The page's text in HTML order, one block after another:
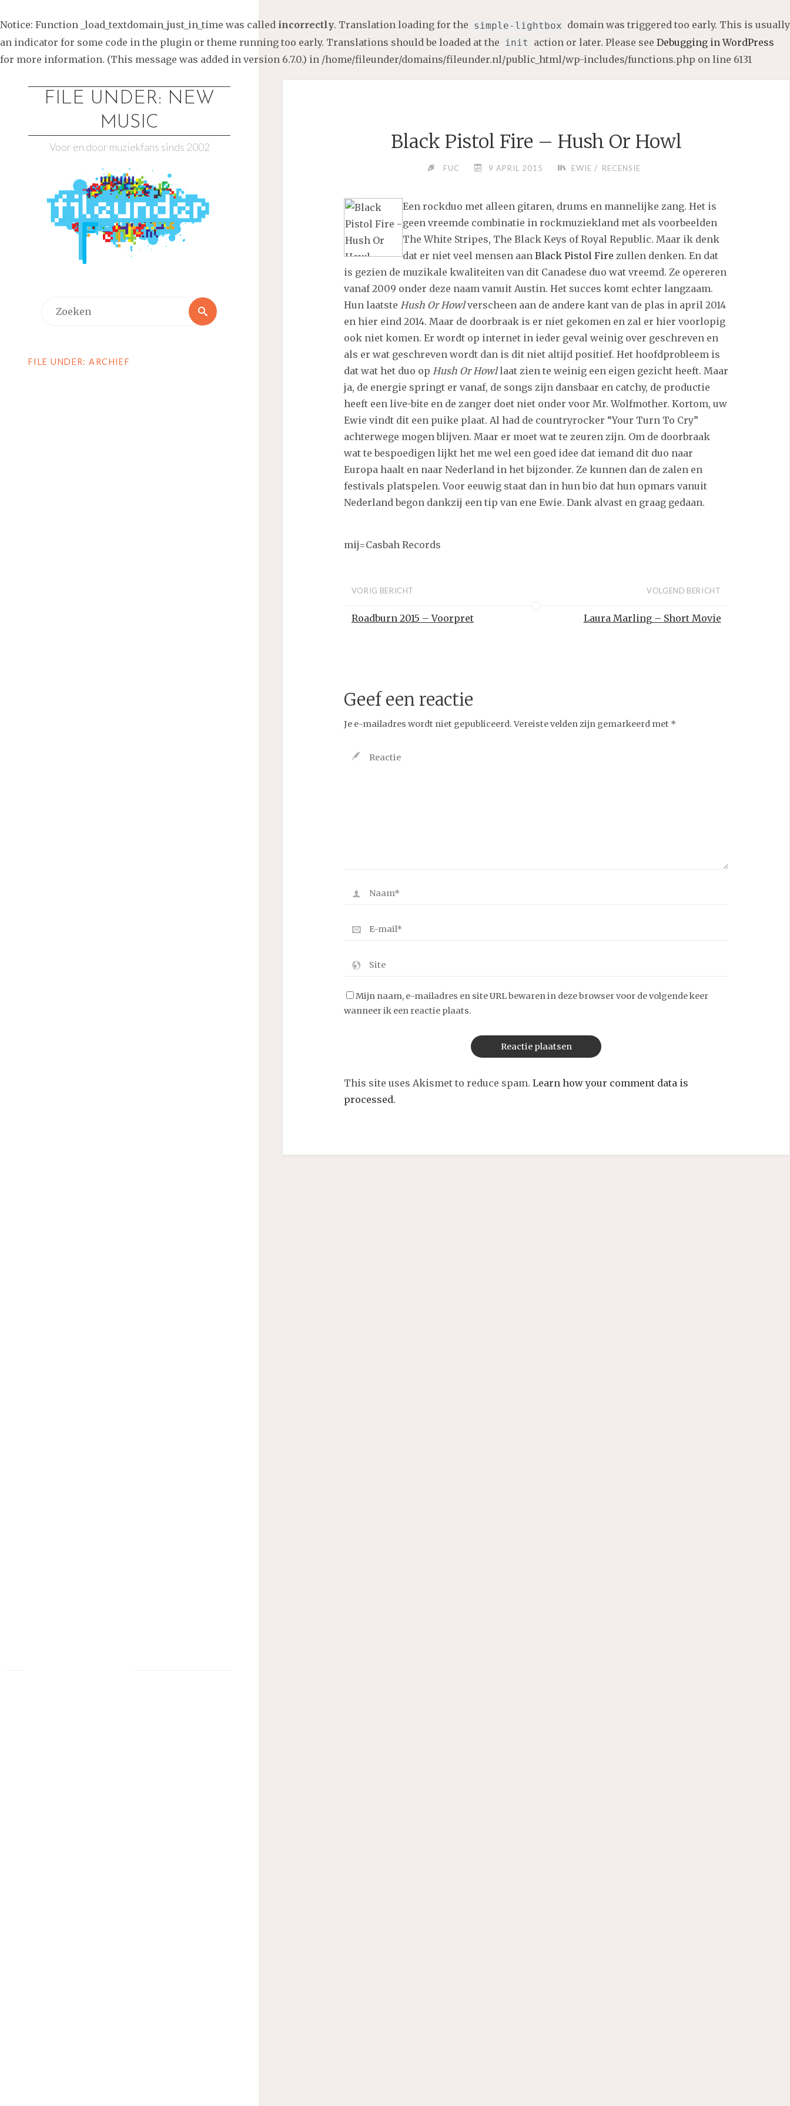
Notice: Function _load_textdomain_just_in_time was called incorrectly. Translation loading for the simple-lightbox domain was triggered too early. This is usually
an indicator for some code in the plugin or theme running too early. Translations should be loaded at the init action or later. Please see Debugging in WordPress
for more information. (This message was added in version 6.7.0.) in /home/fileunder/domains/fileunder.nl/public_html/wp-includes/functions.php on line 6131
FILE UNDER: NEW
MUSIC
Voor en door muziekfans sinds 2002
Zoeken
FILE UNDER: ARCHIEF
Black Pistol Fire – Hush Or Howl
FUC 9 APRIL 2015 EWIE / RECENSIE
Een rockduo met alleen gitaren, drums en mannelijke zang. Het is
geen vreemde combinatie in rockmuziekland met als voorbeelden
The White Stripes, The Black Keys of Royal Republic. Maar ik denk
dat er niet veel mensen aan Black Pistol Fire zullen denken. En dat
is gezien de muzikale kwaliteiten van dit Canadese duo wat vreemd. Ze opereren
vanaf 2009 onder deze naam vanuit Austin. Het succes komt echter langzaam.
Hun laatste Hush Or Howlverscheen aan de andere kant van de plas in april 2014
en hier eind 2014. Maar de doorbraak is er niet gekomen en zal er hier voorlopig
ook niet komen. Er wordt op internet in ieder geval weinig over geschreven en
als er wat geschreven wordt dan is dit niet altijd positief. Het hoofdprobleem is
dat wat het duo op Hush Or Howllaat zien te weinig een eigen gezicht heeft. Maar
ja, de energie springt er vanaf, de songs zijn dansbaar en catchy, de productie
heeft een live-bite en de zanger doet niet onder voor Mr. Wolfmother. Kortom, uw
Ewie vindt dit een puike plaat. Al had de countryrocker “Your Turn To Cry”
achterwege mogen blijven. Maar er moet wat te zeuren zijn. Om de doorbraak
wat te bespoedigen lijkt het me wel een goed idee dat iemand dit duo naar
Europa haalt en naar Nederland in het bijzonder. Ze kunnen dan de zalen en
festivals platspelen. Voor eeuwig staat dan in hun bio dat hun opmars vanuit
Nederland begon dankzij een tip van ene Ewie. Dank alvast en graag gedaan.
mij=Casbah Records
VORIG BERICHT
Roadburn 2015 – Voorpret
VOLGEND BERICHT
Laura Marling – Short Movie
Geef een reactie
Je e-mailadres wordt niet gepubliceerd. Vereiste velden zijn gemarkeerd met *
Mijn naam, e-mailadres en site URL bewaren in deze browser voor de volgende keer
wanneer ik een reactie plaats.
This site uses Akismet to reduce spam. Learn how your comment data is
processed.